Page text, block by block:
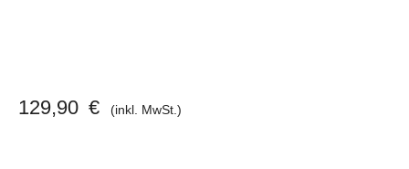
129,90 € (inkl. MwSt.)